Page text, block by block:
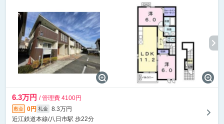
6.3万円 / 管理費 4100円
敷金 0円 礼金
8.3万円
近江鉄道本線/八日市駅 歩22分